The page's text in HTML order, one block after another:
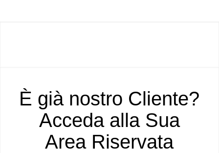
È già nostro Cliente?
Acceda alla Sua
Area Riservata